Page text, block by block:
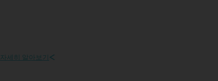
자세히 알아보기